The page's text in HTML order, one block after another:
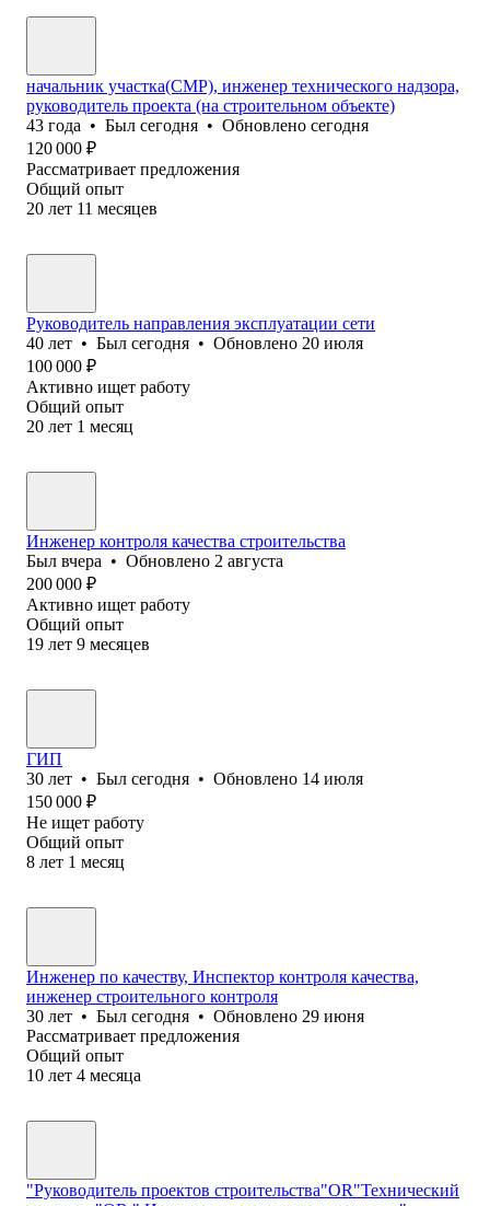
начальник участка(СМР), инженер технического надзора,
руководитель проекта (на строительном объекте)
43 года • Был сегодня • Обновлено сегодня
120 000 ₽
Рассматривает предложения
Общий опыт
20 лет 11 месяцев
Руководитель направления эксплуатации сети
40 лет • Был сегодня • Обновлено 20 июля
100 000 ₽
Активно ищет работу
Общий опыт
20 лет 1 месяц
Инженер контроля качества строительства
Был вчера • Обновлено 2 августа
200 000 ₽
Активно ищет работу
Общий опыт
19 лет 9 месяцев
ГИП
30 лет • Был сегодня • Обновлено 14 июля
150 000 ₽
Не ищет работу
Общий опыт
8 лет 1 месяц
Инженер по качеству, Инспектор контроля качества,
инженер строительного контроля
30 лет • Был сегодня • Обновлено 29 июня
Рассматривает предложения
Общий опыт
10 лет 4 месяца
"Руководитель проектов строительства"OR"Технический